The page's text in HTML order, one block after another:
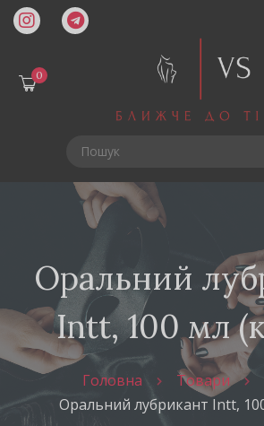
0
Оральний
Intt, 100 мл
Головна Товари
Оральний лубрикант Intt,